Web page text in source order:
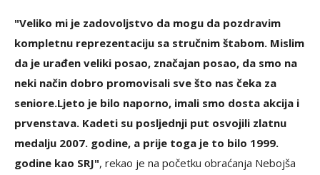
"Veliko mi je zadovoljstvo da mogu da pozdravim
kompletnu reprezentaciju sa stručnim štabom. Mislim
da je urađen veliki posao, značajan posao, da smo na
neki način dobro promovisali sve što nas čeka za
seniore.Ljeto je bilo naporno, imali smo dosta akcija i
prvenstava. Kadeti su posljednji put osvojili zlatnu
medalju 2007. godine, a prije toga je to bilo 1999.
godine kao SRJ", rekao je na početku obraćanja Nebojša